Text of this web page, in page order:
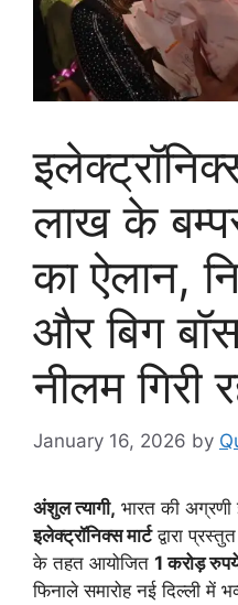
लाख के
का ऐलान,
और बिग
नीलम गिरी
January 16, 2026 by
अंशुल त्यागी, भारत की
इलेक्ट्रॉनिक्स मार्टद्वारा प्रस्तुत
के तहत आयोजित 1 करोड़
फिनाले समारोह नई दिल्ली